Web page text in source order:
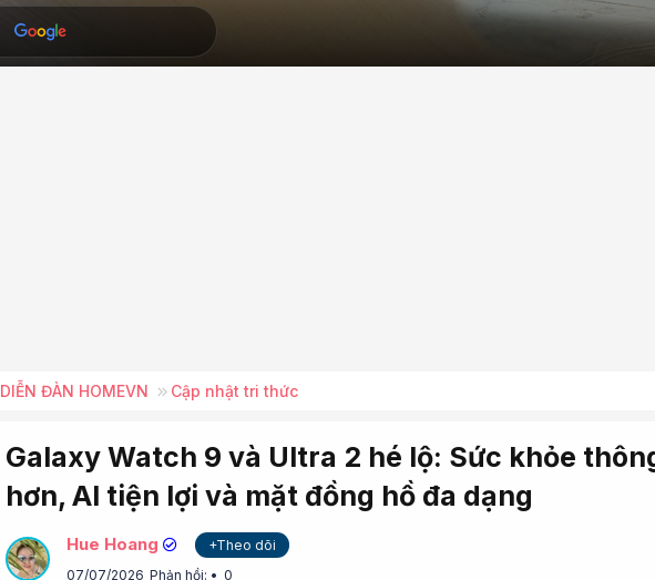
DIỄN ĐÀN HOMEVN Cập nhật tri thức
Galaxy Watch 9 và Ultra 2 hé lộ: Sức khỏe
hơn, AI tiện lợi và mặt đồng hồ đa dạng
Hue Hoang
+Theo dõi
07/07/2026 Phản hồi: 0